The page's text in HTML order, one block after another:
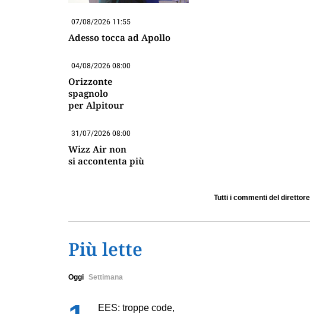
07/08/2026 11:55
Adesso tocca ad Apollo
04/08/2026 08:00
Orizzonte
spagnolo
per Alpitour
31/07/2026 08:00
Wizz Air non
si accontenta più
Tutti i commenti del direttore
Più lette
Oggi Settimana
EES: troppe code,